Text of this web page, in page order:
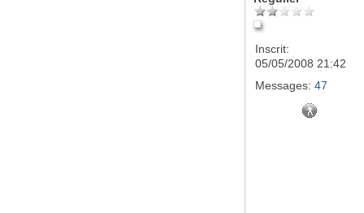
Inscrit:
05/05/2008 21:42
Messages: 47